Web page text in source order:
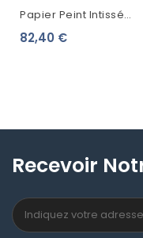
Papier Peint Intissé
Casadeco Les Rayures
82,40 €
Recevoir